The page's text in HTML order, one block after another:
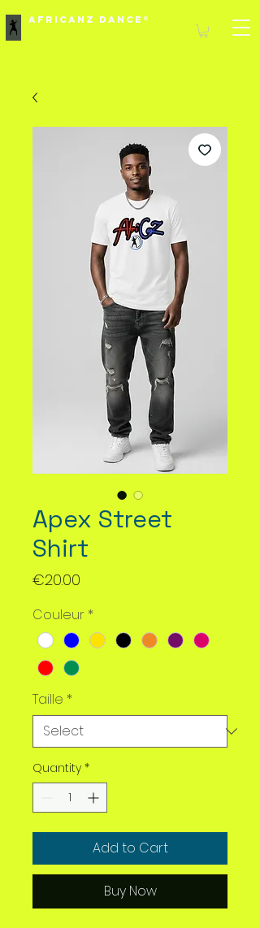
Africanz Dance®
Apex Street
Shirt
€20.00
Couleur *
Taille *
Quantity *
Add to Cart
Buy Now